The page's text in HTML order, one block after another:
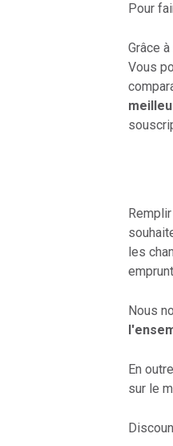
Pour
Grâce
Vous
les
Nous
En
sur le